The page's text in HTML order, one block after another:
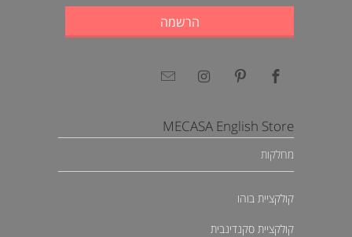
MECASA English Store
מחלקות
קולקציית בוהו
קולקציית סקנדינבית